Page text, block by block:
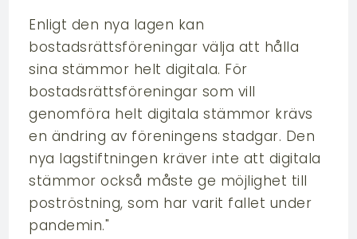
Enligt den nya lagen kan
bostadsrättsföreningar välja att hålla
sina stämmor helt digitala. För
bostadsrättsföreningar som vill
genomföra helt digitala stämmor krävs
en ändring av föreningens stadgar. Den
nya lagstiftningen kräver inte att digitala
stämmor också måste ge möjlighet till
poströstning, som har varit fallet under
pandemin."